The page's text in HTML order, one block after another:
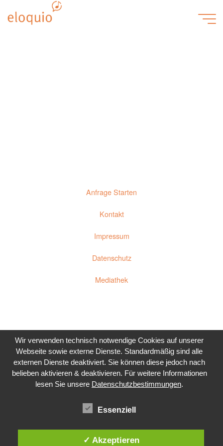
Inhalt
Anfrage Starten
Kontakt
Impressum
Datenschutz
Mediathek
Wir verwenden technisch notwendige Cookies auf unserer
Webseite sowie externe Dienste. Standardmäßig sind alle
externen Dienste deaktiviert. Sie können diese jedoch nach
belieben aktivieren & deaktivieren. Für weitere Informationen
lesen Sie unsere Datenschutzbestimmungen.
Essenziell
✓ Akzeptieren